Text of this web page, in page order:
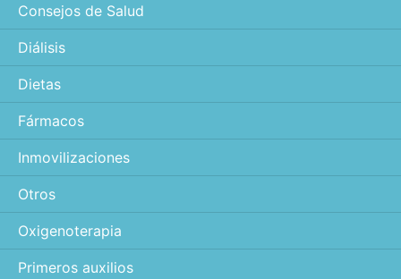
Consejos de Salud
Diálisis
Dietas
Fármacos
Inmovilizaciones
Otros
Oxigenoterapia
Primeros auxilios